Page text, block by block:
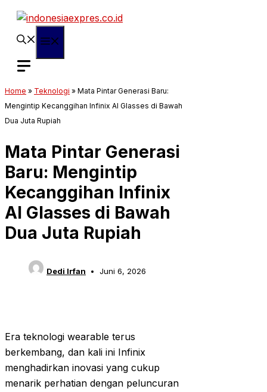
Langsung
Home » Teknologi » Mata Pintar Generasi Baru:
Mengintip Kecanggihan Infinix AI Glasses di Bawah
Dua Juta Rupiah
Mata Pintar Generasi
Baru: Mengintip
Kecanggihan Infinix
AI Glasses di Bawah
Dua Juta Rupiah
Dedi Irfan Juni 6, 2026
Era teknologi wearable terus
berkembang, dan kali ini Infinix
menghadirkan inovasi yang cukup
menarik perhatian dengan peluncuran